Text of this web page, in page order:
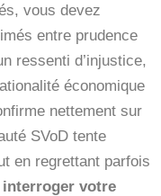
vous devez
entre prudence
ressenti d’injustice,
économique
nettement sur
SVoD tente
en regrettant parfois
interroger votre